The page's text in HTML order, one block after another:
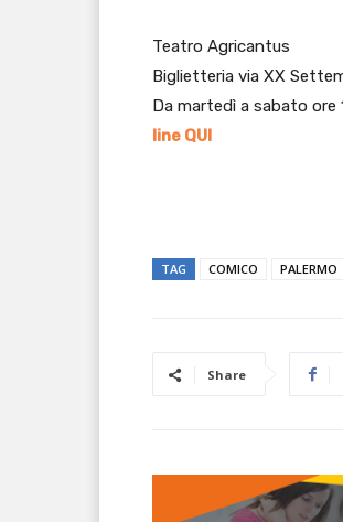
Teatro Agricantus
Biglietteria via XX
Da martedì a sabato ore
line QUI
TAG COMICO PALERMO
Share